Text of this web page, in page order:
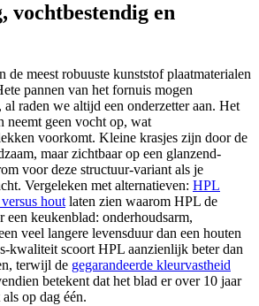
vochtbestendig en
de meest robuuste kunststof plaatmaterialen
pannen van het fornuis mogen
raden we altijd een onderzetter aan. Het
neemt geen vocht op, wat
voorkomt. Kleine krasjes zijn door de
maar zichtbaar op een glanzend-
voor deze structuur-variant als je
Vergeleken met alternatieven: HPL
hout laten zien waarom HPL de
een keukenblad: onderhoudsarm,
veel langere levensduur dan een houten
kwaliteit scoort HPL aanzienlijk beter dan
terwijl de gegarandeerde kleurvastheid
betekent dat het blad er over 10 jaar
op dag één.